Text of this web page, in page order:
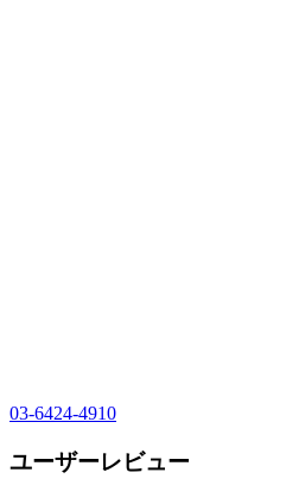
03-6424-4910
ユーザーレビュー